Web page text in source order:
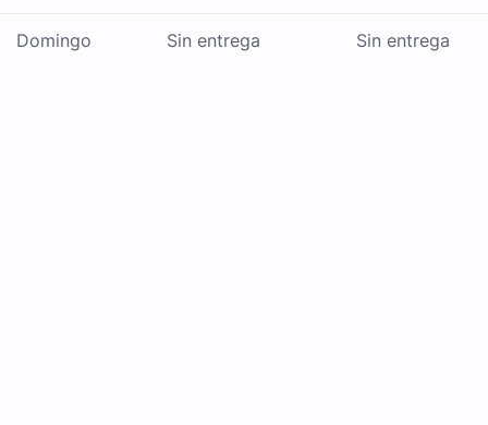
Domingo Sin entrega Sin entrega